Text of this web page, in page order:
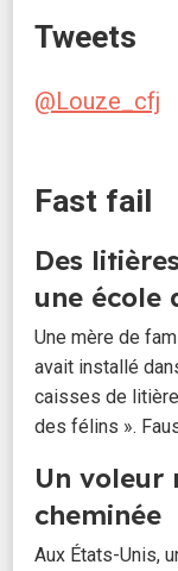
Tweets
@Louze_cfj
Fast fail
Des
une école
Une mère de
avait installé
caisses de
des félins ».
Un voleur
cheminée
Aux États-Unis,